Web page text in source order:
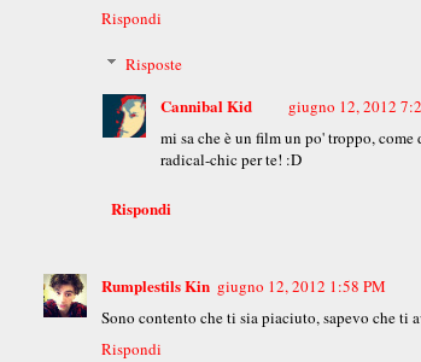
Rispondi
Risposte
Cannibal Kid
giugno 12, 2012
mi sa che è un film un po' troppo, come
radical-chic per te! :D
Rispondi
Rumplestils Kin giugno 12, 2012 1:58 PM
Sono contento che ti sia piaciuto, sapevo che
Rispondi